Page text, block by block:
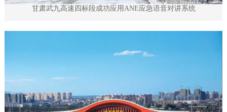
甘肃武九高速四标段成功应用ANE应急语音对讲系统